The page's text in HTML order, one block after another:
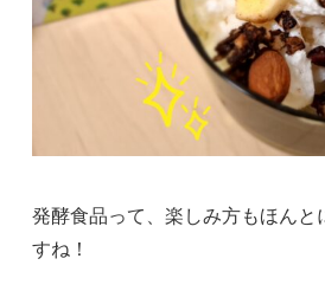
発酵食品って、楽しみ方もほんと
すね！